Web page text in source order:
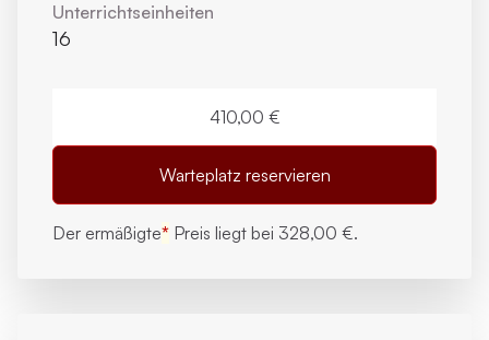
Unterrichts­einheiten
16
410,00 €
Warteplatz reservieren
Der ermäßigte* Preis liegt bei 328,00 €.